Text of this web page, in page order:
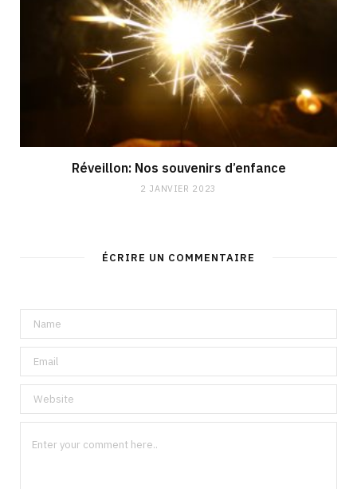
Réveillon: Nos souvenirs d’enfance
2 JANVIER 2023
ÉCRIRE UN COMMENTAIRE